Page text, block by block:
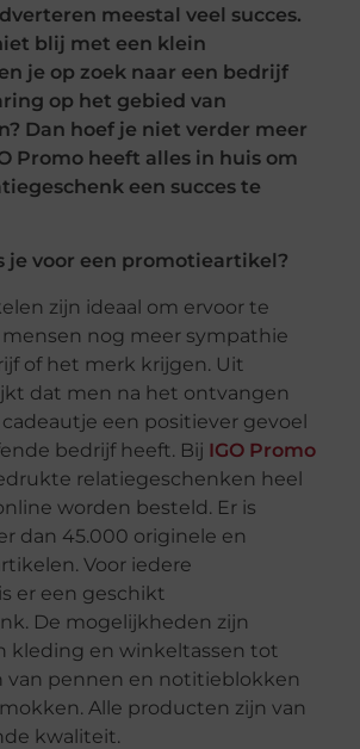
meestal veel succes.
blij met een klein
je op zoek naar een bedrijf
op het gebied van
Dan hoef je niet verder meer
Promo heeft alles in huis om
een succes te
je voor een promotieartikel?
zijn ideaal om ervoor te
nog meer sympathie
of het merk krijgen. Uit
dat men na het ontvangen
een positiever gevoel
bedrijf heeft. Bij IGO Promo
relatiegeschenken heel
worden besteld. Er is
dan 45.000 originele en
Voor iedere
er een geschikt
De mogelijkheden zijn
kleding en winkeltassen tot
van pennen en notitieblokken
Alle producten zijn van
kwaliteit.